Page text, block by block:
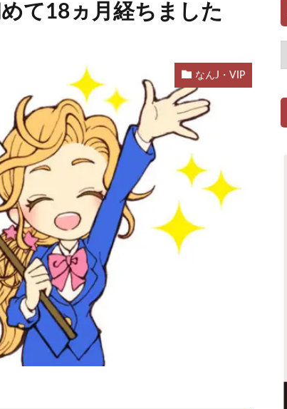
て18ヵ月経ちました
なんJ・VIP